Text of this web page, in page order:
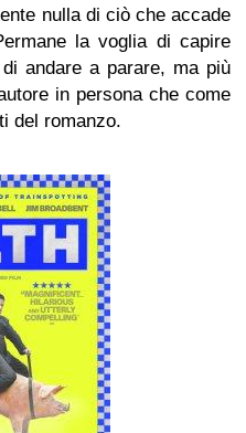
nulla di ciò che accade
la voglia di capire
andare a parare, ma più
in persona che come
del romanzo.